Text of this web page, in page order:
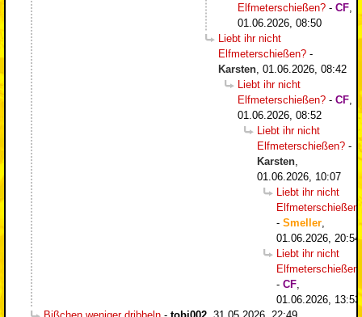
Elfmeterschießen? - CF
01.06.2026, 08:50
Liebt ihr nicht
Elfmeterschießen? -
Karsten 01.06.2026, 08:42
Liebt ihr nicht
Elfmeterschießen? - CF
01.06.2026, 08:52
Liebt ihr nicht
Elfmeterschießen? -
Karsten
01.06.2026, 10:07
Liebt ihr nicht
- Smeller
01.06.2026, 20:54
Liebt ihr nicht
- CF
01.06.2026, 13:53